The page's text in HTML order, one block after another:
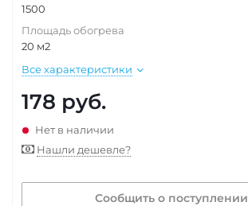
1500
Площадь обогрева
20 м2
Все характеристики
178 руб.
Нет в наличии
Нашли дешевле?
Сообщить о поступлении